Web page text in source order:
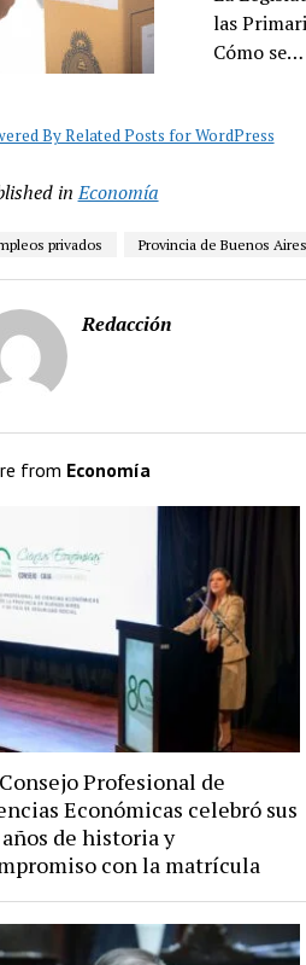
las
Cómo se…
By Related Posts for WordPress
in Economía
privados Provincia de Buenos Aires
Redacción
from Economía
Profesional de
Económicas celebró sus
de historia y
con la matrícula